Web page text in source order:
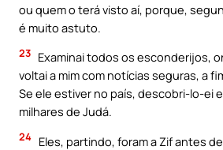
ou quem o terá visto aí, porque,
é muito astuto.
23 Examinai todos os esconderijos,
voltai a mim com notícias seguras, a
Se ele estiver no país, descobri-lo-ei
milhares de Judá.
24 Eles, partindo, foram a Zif antes